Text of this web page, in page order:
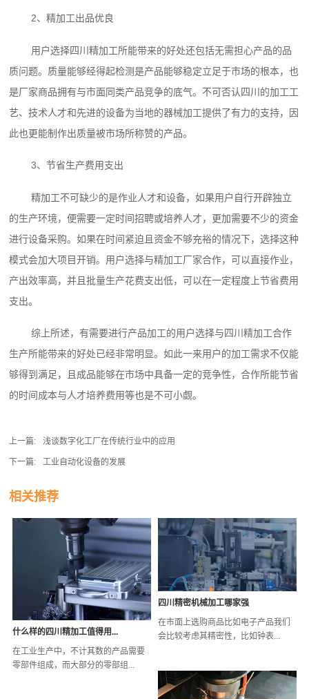
2、精加工出品优良
用户选择四川精加工所能带来的好处还包括无需担心产品的品
质问题。质量能够经得起检测是产品能够稳定立足于市场的根本，也
是厂家商品拥有与市面同类产品竞争的底气。不可否认四川的加工工
艺、技术人才和先进的设备为当地的器械加工提供了有力的支持，因
此也更能制作出质量被市场所称赞的产品。
3、节省生产费用支出
精加工不可缺少的是作业人才和设备，如果用户自行开辟独立
的生产环境，便需要一定时间招聘或培养人才，更加需要不少的资金
进行设备采购。如果在时间紧迫且资金不够充裕的情况下，选择这种
模式会加大项目开销。用户选择与精加工厂家合作，可以直接作业，
产出效率高，并且批量生产花费支出低，可以在一定程度上节省费用
支出。
综上所述，有需要进行产品加工的用户选择与四川精加工合作
生产所能带来的好处已经非常明显。如此一来用户的加工需求不仅能
够得到满足，且成品能够在市场中具备一定的竞争性，合作所能节省
的时间成本与人才培养费用等也是不可小觑。
上一篇: 浅谈数字化工厂在传统行业中的应用
下一篇: 工业自动化设备的发展
相关推荐
什么样的四川精加工值得用...
在工业生产中，不计其数的产品需要
零部件组成，而大部分的零部组...
四川精密机械加工哪家强
在市面上选购商品比如电子产品我们
会比较考虑其精密性，比如钟表...